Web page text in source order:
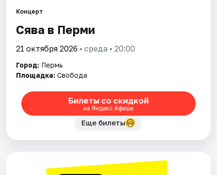
Площадки
Артисты
Рейтинги
Концерт
Сява в Перми
21 октября 2026 • среда • 20:00
Город: Пермь
Площадка: Свобода
Билеты со скидкой
на Яндекс Афише
Еще билеты